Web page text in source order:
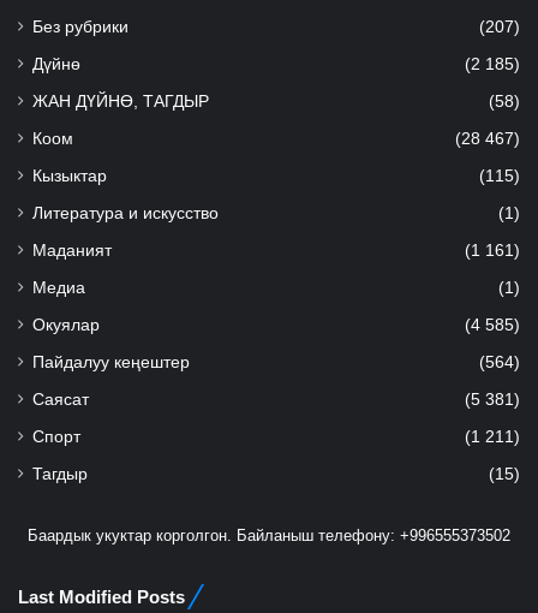
Без рубрики (207)
Дүйнө (2 185)
ЖАН ДҮЙНӨ, ТАГДЫР (58)
Коом (28 467)
Кызыктар (115)
Литература и искусство (1)
Маданият (1 161)
Медиа (1)
Окуялар (4 585)
Пайдалуу кеңештер (564)
Саясат (5 381)
Спорт (1 211)
Тагдыр (15)
Баардык укуктар корголгон. Байланыш телефону: +996555373502
Last Modified Posts